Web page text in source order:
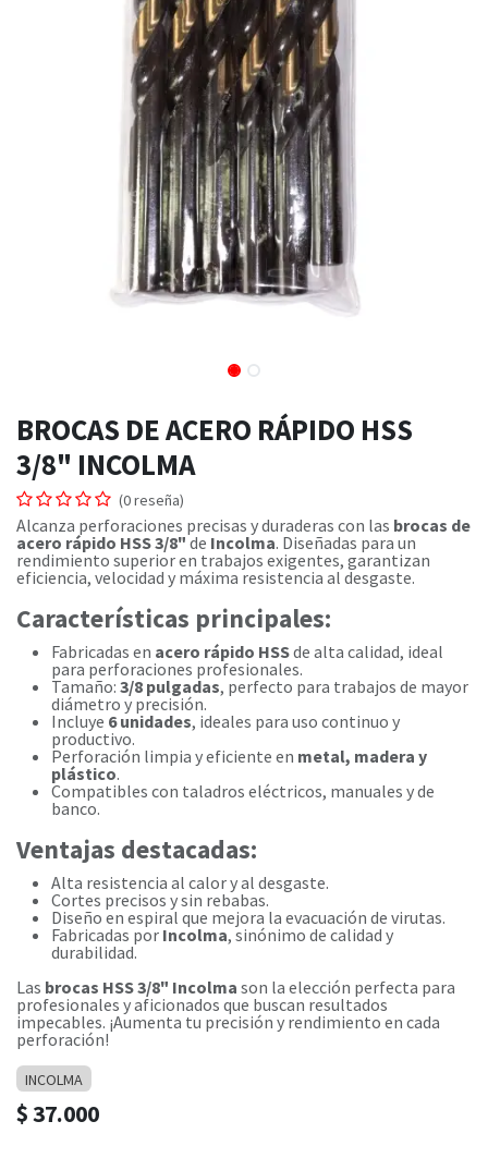
BROCAS DE ACERO RÁPIDO HSS
3/8" INCOLMA
(0 reseña)
Alcanza perforaciones precisas y duraderas con las brocas de
acero rápido HSS 3/8" de Incolma. Diseñadas para un
rendimiento superior en trabajos exigentes, garantizan
eficiencia, velocidad y máxima resistencia al desgaste.
Características principales:
Fabricadas en acero rápido HSSde alta calidad, ideal
para perforaciones profesionales.
Tamaño: 3/8 pulgadas, perfecto para trabajos de mayor
diámetro y precisión.
Incluye 6 unidades, ideales para uso continuo y
productivo.
Perforación limpia y eficiente en metal, madera y
plástico.
Compatibles con taladros eléctricos, manuales y de
banco.
Ventajas destacadas:
Alta resistencia al calor y al desgaste.
Cortes precisos y sin rebabas.
Diseño en espiral que mejora la evacuación de virutas.
Fabricadas por Incolma, sinónimo de calidad y
durabilidad.
Las brocas HSS 3/8" Incolma son la elección perfecta para
profesionales y aficionados que buscan resultados
impecables. ¡Aumenta tu precisión y rendimiento en cada
perforación!
INCOLMA
$37.000